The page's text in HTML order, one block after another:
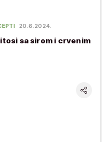
20.6.2024.
sa sirom i crvenim